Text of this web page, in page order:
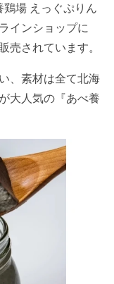
場 えっぐぷりん
インショップに
売されています。
、素材は全て北海
大人気の『あべ養